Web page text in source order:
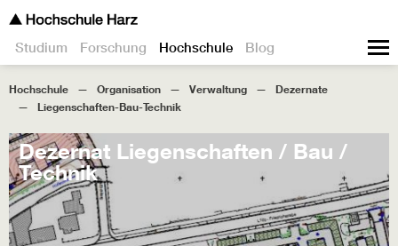
Studium Forschung Hochschule Blog
Hochschule Organisation Verwaltung
Dezernate
Liegenschaften-Bau-Technik
Dezernat Liegenschaften / Bau /
Technik